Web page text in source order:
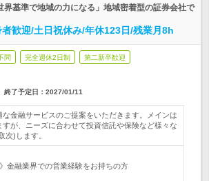
界基準で地域の力になる」地域密着型の証券会社で
者歓迎/土日祝休み/年休123日/残業月8h
問 完全週休2日制 第二新卒歓迎
終了予定日： 2027/01/11
な金融サービスのご提案をいただきます。メインは
すが、ニーズに合わせて投資信託や保険など様々な
次)します。
》金融業界での営業経験をお持ちの方